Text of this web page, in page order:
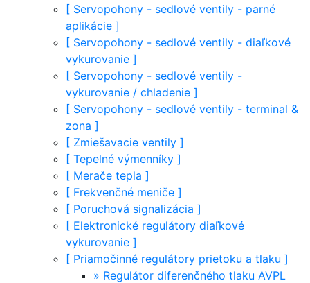
[ Servopohony - sedlové ventily - parné
aplikácie ]
[ Servopohony - sedlové ventily - diaľkové
vykurovanie ]
[ Servopohony - sedlové ventily -
vykurovanie / chladenie ]
[ Servopohony - sedlové ventily - terminal &
zona ]
[ Zmiešavacie ventily ]
[ Tepelné výmenníky ]
[ Merače tepla ]
[ Frekvenčné meniče ]
[ Poruchová signalizácia ]
[ Elektronické regulátory diaľkové
vykurovanie ]
[ Priamočinné regulátory prietoku a tlaku ]
» Regulátor diferenčného tlaku AVPL